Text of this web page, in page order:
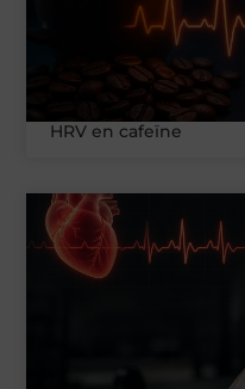
HRV en cafeïne